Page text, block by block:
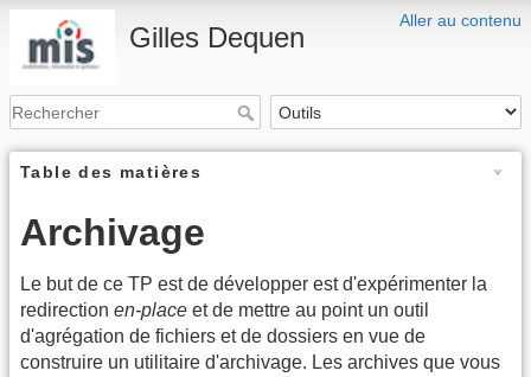
Aller au contenu
Gilles Dequen
Table des matières
Archivage
Le but de ce TP est de développer est d'expérimenter la
redirection en-place et de mettre au point un outil
d'agrégation de fichiers et de dossiers en vue de
construire un utilitaire d'archivage. Les archives que vous